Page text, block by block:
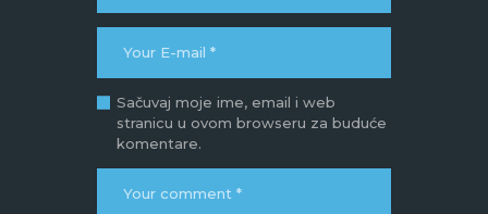
Sačuvaj moje ime, email i web
stranicu u ovom browseru za buduće
komentare.